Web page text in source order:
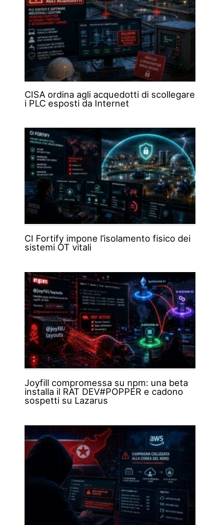
CISA ordina agli acquedotti di scollegare
i PLC esposti da Internet
CI Fortify impone l’isolamento fisico dei
sistemi OT vitali
Joyfill compromessa su npm: una beta
installa il RAT DEV#POPPER e cadono
sospetti su Lazarus